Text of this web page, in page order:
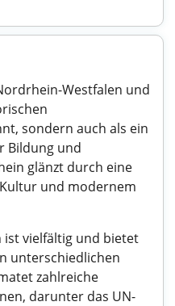
Westfalen und
sondern auch als ein
Bildung und
glänzt durch eine
und modernem
ist vielfältig und bietet
unterschiedlichen
zahlreiche
darunter das UN-